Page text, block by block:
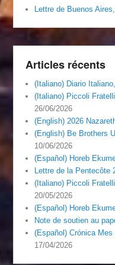
Lettre de Buenos
Articles récents
(Italiano) Diario
(Italiano) Piccoli
26/06/2026
(English) 2026
(English) Be Brothers
10/06/2026
(Español) Horeb
Lettre de la Pentecôte
(Italiano) Piccoli
20/05/2026
(Español) Horeb
Note de soutien au
(Español) Crónica
17/04/2026